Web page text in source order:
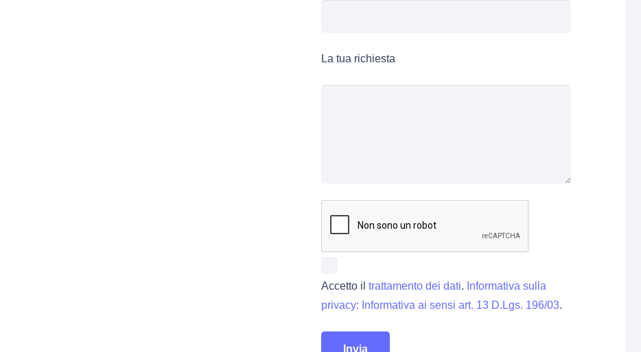
La tua richiesta
Accetto il trattamento dei dati. Informativa sulla
privacy: Informativa ai sensi art. 13 D.Lgs. 196/03.